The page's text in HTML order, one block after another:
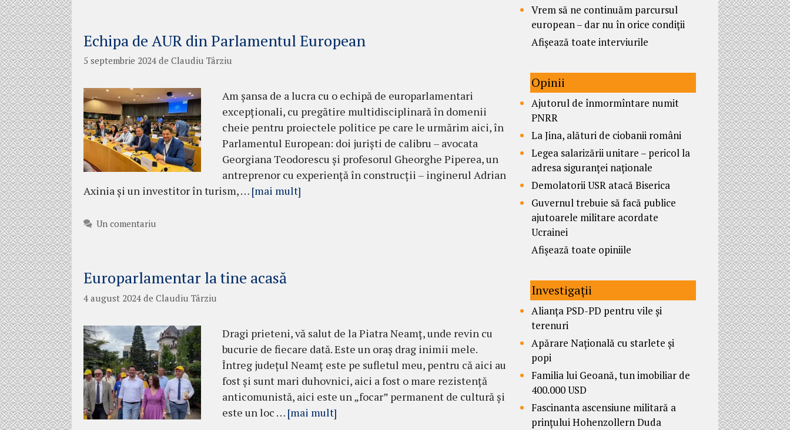
Echipa de AUR din Parlamentul European
5 septembrie 2024 de Claudiu Târziu
Am șansa de a lucra cu o echipă de europarlamentari
excepționali, cu pregătire multidisciplinară în domenii
cheie pentru proiectele politice pe care le urmărim aici, în
Parlamentul European: doi juriști de calibru – avocata
Georgiana Teodorescu și profesorul Gheorghe Piperea, un
antreprenor cu experiență în construcții – inginerul Adrian
Axinia și un investitor în turism, … [mai mult]
Un comentariu
Europarlamentar la tine acasă
4 august 2024 de Claudiu Târziu
Dragi prieteni, vă salut de la Piatra Neamț, unde revin cu
bucurie de fiecare dată. Este un oraș drag inimii mele.
Întreg județul Neamț este pe sufletul meu, pentru că aici au
fost și sunt mari duhovnici, aici a fost o mare rezistență
anticomunistă, aici este un „focar” permanent de cultură și
este un loc … [mai mult]
Vrem să ne continuăm parcursul
european – dar nu în orice condiții
Afișează toate interviurile
Opinii
Ajutorul de înmormîntare numit
PNRR
La Jina, alături de ciobanii români
Legea salarizării unitare – pericol la
adresa siguranței naționale
Demolatorii USR atacă Biserica
Guvernul trebuie să facă publice
ajutoarele militare acordate
Ucrainei
Afișează toate opiniile
Investigații
Alianța PSD-PD pentru vile și
terenuri
Apărare Națională cu starlete și
popi
Familia lui Geoană, tun imobiliar de
400.000 USD
Fascinanta ascensiune militară a
prințului Hohenzollern Duda